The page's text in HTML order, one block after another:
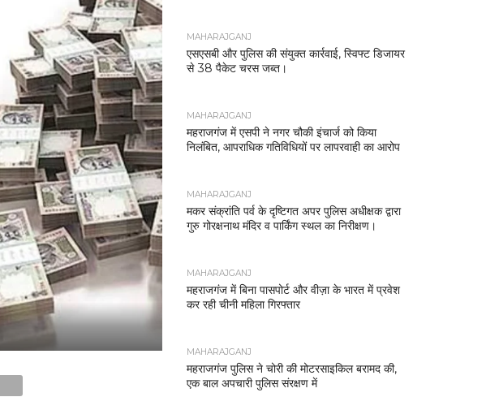
MAHARAJGANJ
एसएसबी और पुलिस की संयुक्त कार्रवाई, स्विफ्ट डिजायर
से 38 पैकेट चरस जब्त।
MAHARAJGANJ
महराजगंज में एसपी ने नगर चौकी इंचार्ज को किया
निलंबित, आपराधिक गतिविधियों पर लापरवाही का आरोप
MAHARAJGANJ
मकर संक्रांति पर्व के दृष्टिगत अपर पुलिस अधीक्षक द्वारा
गुरु गोरक्षनाथ मंदिर व पार्किंग स्थल का निरीक्षण।
MAHARAJGANJ
महराजगंज में बिना पासपोर्ट और वीज़ा के भारत में प्रवेश
कर रही चीनी महिला गिरफ्तार
MAHARAJGANJ
महराजगंज पुलिस ने चोरी की मोटरसाइकिल बरामद की,
एक बाल अपचारी पुलिस संरक्षण में